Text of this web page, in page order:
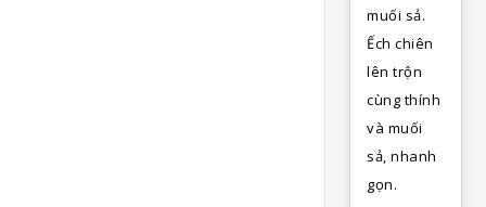
muối sả.
Ếch chiên
lên trộn
cùng thính
và muối
sả, nhanh
gọn.